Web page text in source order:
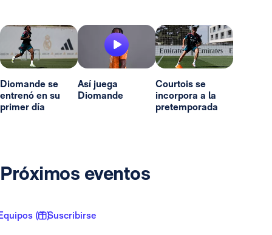
Diomande se
entrenó en su
primer día
Así juega
Diomande
Courtois se
incorpora a la
pretemporada
Próximos eventos
( 1 )Suscribirse